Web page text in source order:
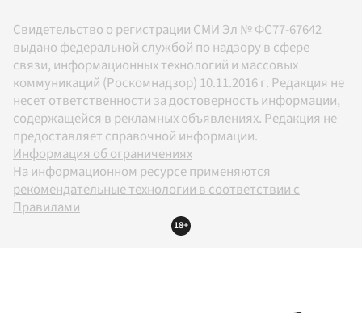
Свидетельство о регистрации СМИ Эл № ФС77-67642
выдано федеральной службой по надзору в сфере
связи, информационных технологий и массовых
коммуникаций (Роскомнадзор) 10.11.2016 г. Редакция не
несет ответственности за достоверность информации,
содержащейся в рекламных объявлениях. Редакция не
предоставляет справочной информации.
Информация об ограничениях
На информационном ресурсе применяются
рекомендательные технологии в соответствии с
Правилами
18+